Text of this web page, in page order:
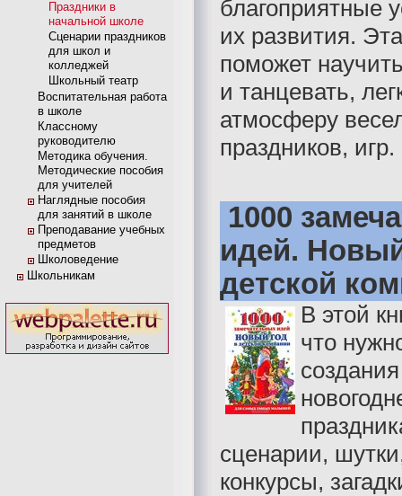
Праздники в
начальной школе
Сценарии праздников
для школ и
колледжей
Школьный театр
Воспитательная работа
в школе
Классному
руководителю
Методика обучения.
Методические пособия
для учителей
Наглядные пособия
для занятий в школе
Преподавание учебных
предметов
Школоведение
Школьникам
благоприятные
их развития.
поможет
и танцевать,
атмосферу
праздников, игр.
1000
идей.
детской
В этой
что
создания
сценарии,
конкурсы,